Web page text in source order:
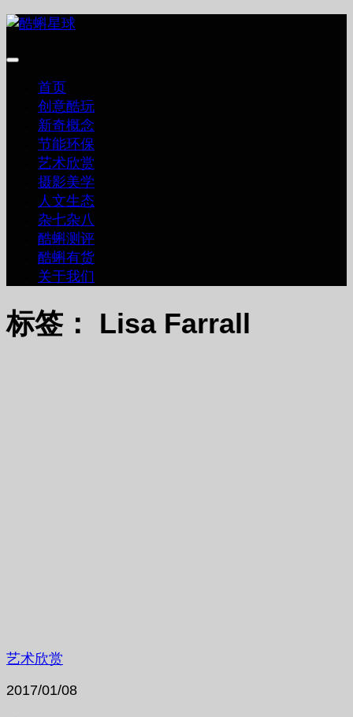
跳
内
首页
创意酷玩
新奇概念
节能环保
艺术欣赏
摄影美学
人文生态
杂七杂八
酷蝌测评
酷蝌有货
关于我们
标签： Lisa Farrall
艺术欣赏
2017/01/08